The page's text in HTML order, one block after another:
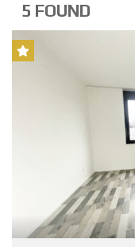
5 FOUND